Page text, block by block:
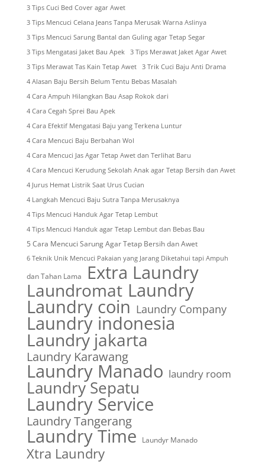
3 Tips Cuci Bed Cover agar Awet
3 Tips Mencuci Celana Jeans Tanpa Merusak Warna Aslinya
3 Tips Mencuci Sarung Bantal dan Guling agar Tetap Segar
3 Tips Mengatasi Jaket Bau Apek
3 Tips Merawat Jaket Agar Awet
3 Tips Merawat Tas Kain Tetap Awet
3 Trik Cuci Baju Anti Drama
4 Alasan Baju Bersih Belum Tentu Bebas Masalah
4 Cara Ampuh Hilangkan Bau Asap Rokok dari
4 Cara Cegah Sprei Bau Apek
4 Cara Efektif Mengatasi Baju yang Terkena Luntur
4 Cara Mencuci Baju Berbahan Wol
4 Cara Mencuci Jas Agar Tetap Awet dan Terlihat Baru
4 Cara Mencuci Kerudung Sekolah Anak agar Tetap Bersih dan Awet
4 Jurus Hemat Listrik Saat Urus Cucian
4 Langkah Mencuci Baju Sutra Tanpa Merusaknya
4 Tips Mencuci Handuk Agar Tetap Lembut
4 Tips Mencuci Handuk agar Tetap Lembut dan Bebas Bau
5 Cara Mencuci Sarung Agar Tetap Bersih dan Awet
6 Teknik Unik Mencuci Pakaian yang Jarang Diketahui tapi Ampuh
dan Tahan Lama Extra Laundry
Laundromat Laundry
Laundry coin Laundry Company
Laundry indonesia
Laundry jakarta
Laundry Karawang
Laundry Manado laundry room
Laundry Sepatu
Laundry Service
Laundry Tangerang
Laundry Time Laundyr Manado
Xtra Laundry